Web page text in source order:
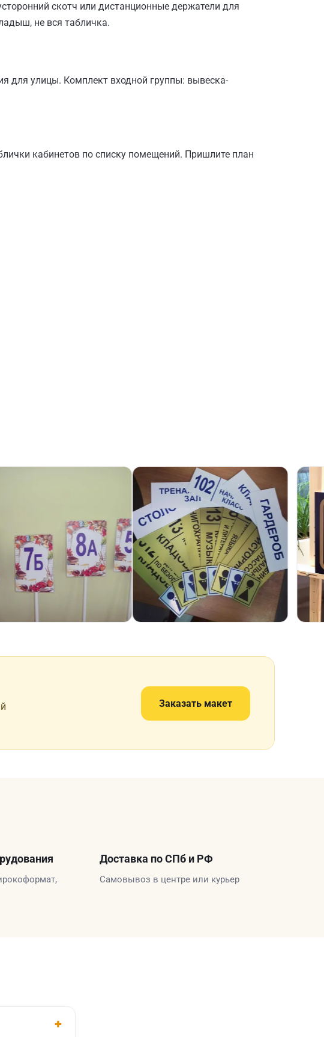
скотч или дистанционные держатели для
не вся табличка.
для улицы. Комплект входной группы: вывеска-
кабинетов по списку помещений. Пришлите план
Заказать макет
Доставка по СПб и РФ
Самовывоз в центре или курьер